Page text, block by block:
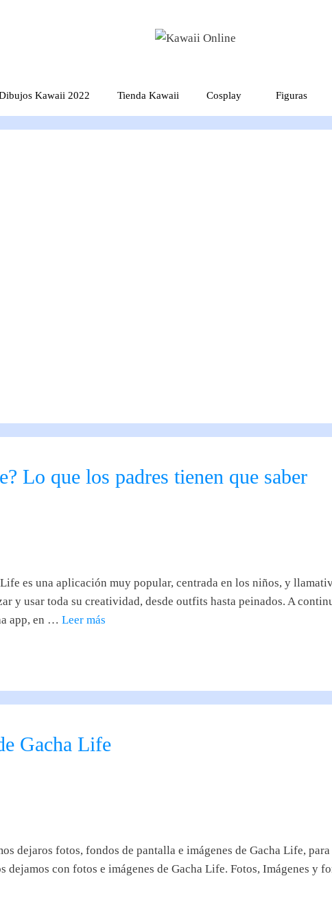
Kawaii 2022 Tienda Kawaii Cosplay Figuras
Lo que los padres tienen que saber
es una aplicación muy popular, centrada en los niños, y
y usar toda su creatividad, desde outfits hasta peinados. A
app, en … Leer más
Gacha Life
dejaros fotos, fondos de pantalla e imágenes de Gacha Life,
dejamos con fotos e imágenes de Gacha Life. Fotos, Imágenes y